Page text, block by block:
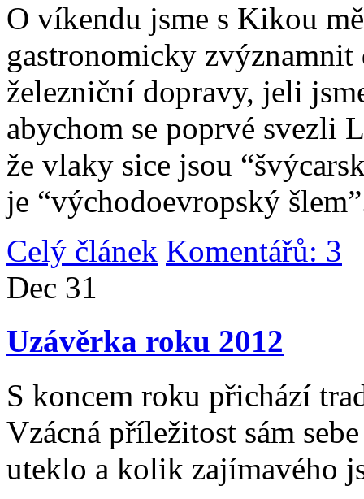
O víkendu jsme s Kikou
gastronomicky
železniční dopravy, jeli
abychom se poprvé svezli
že vlaky sice jsou
je “východoevropský
Celý článek Komentářů: 3
Dec 31
Uzávěrka roku 2012
S koncem roku přichází
Vzácná příležitost sám
uteklo a kolik zajímavého